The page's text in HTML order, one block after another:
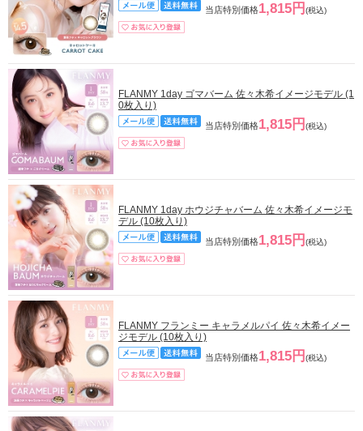
当店特別価格1,815円 (税込)
FLANMY 1day ゴマバーム 佐々木希イメージモデル (1
0枚入り)
当店特別価格1,815円 (税込)
FLANMY 1day ホウジチャバーム 佐々木希イメージモ
デル (10枚入り)
当店特別価格1,815円 (税込)
FLANMY フランミー キャラメルパイ 佐々木希イメー
ジモデル (10枚入り)
当店特別価格1,815円 (税込)